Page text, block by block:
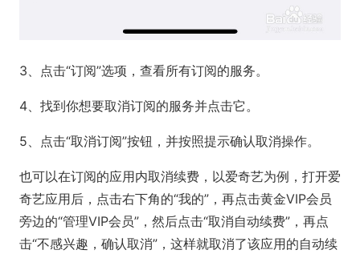
3、点击“订阅”选项，查看所有订阅的服务。
4、找到你想要取消订阅的服务并点击它。
5、点击“取消订阅”按钮，并按照提示确认取消操作。
也可以在订阅的应用内取消续费，以爱奇艺为例，打开爱
奇艺应用后，点击右下角的“我的”，再点击黄金VIP会员
旁边的“管理VIP会员”，然后点击“取消自动续费”，再点
击“不感兴趣，确认取消”，这样就取消了该应用的自动续